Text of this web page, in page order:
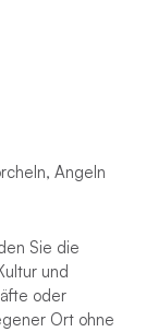
Angeln
Sie die
und
oder
Ort ohne